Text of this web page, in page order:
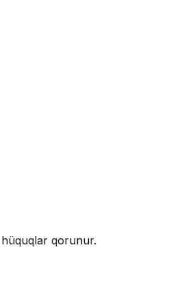
qorunur.